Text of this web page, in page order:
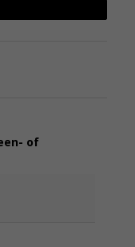
of